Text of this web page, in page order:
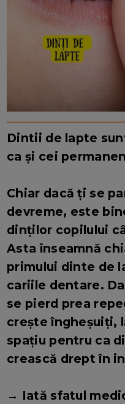
Dintii de lapte
ca și cei
Chiar dacă ți se
devreme, este
dinților copilului
Asta înseamnă
primului dinte de
cariile dentare.
se pierd prea
crește îngheșuiți,
spațiu pentru ca
crească drept în
→ Iată sfatul